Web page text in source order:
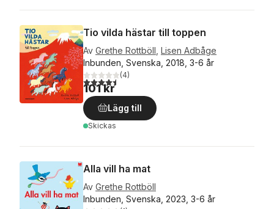
Tio vilda hästar till toppen
Av Grethe Rottböll Lisen Adbåge
Inbunden, Svenska, 2018, 3-6 år
4,5utav 5 stjärnor. Totalt antal röster:
(4)
101 kr
Lägg till
Skickas
Alla vill ha mat
Av Grethe Rottböll
Inbunden, Svenska, 2023, 3-6 år